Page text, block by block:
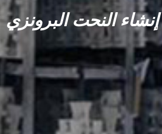
النحت البرونزي